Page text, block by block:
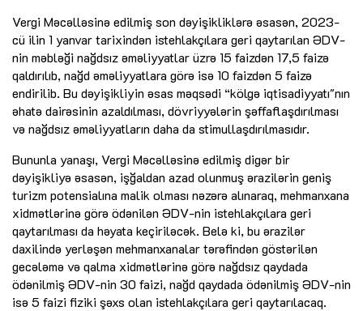
Vergi Məcəlləsinə edilmiş son dəyişikliklərə əsasən, 2023-
cü ilin 1 yanvar tarixindən istehlakçılara geri qaytarılan ƏDV-
nin məbləği nağdsız əməliyyatlar üzrə 15 faizdən 17,5 faizə
qaldırılıb, nağd əməliyyatlara görə isə 10 faizdən 5 faizə
endirilib. Bu dəyişikliyin əsas məqsədi “kölgə iqtisadiyyatı"nın
əhatə dairəsinin azaldılması, dövriyyələrin şəffaflaşdırılması
və nağdsız əməliyyatların daha da stimullaşdırılmasıdır.
Bununla yanaşı, Vergi Məcəlləsinə edilmiş digər bir
dəyişikliyə əsasən, işğaldan azad olunmuş ərazilərin geniş
turizm potensialına malik olması nəzərə alınaraq, mehmanxana
xidmətlərinə görə ödənilən ƏDV-nin istehlakçılara geri
qaytarılması da həyata keçiriləcək. Belə ki, bu ərazilər
daxilində yerləşən mehmanxanalar tərəfindən göstərilən
gecələmə və qalma xidmətlərinə görə nağdsız qaydada
ödənilmiş ƏDV-nin 30 faizi, nağd qaydada ödənilmiş ƏDV-nin
isə 5 faizi fiziki şəxs olan istehlakçılara geri qaytarılacaq.